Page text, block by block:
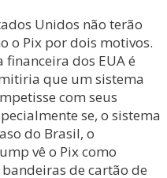
Unidos não terão
o Pix por dois motivos.
dos EUA é
que um sistema
com seus
se, o sistema
do Brasil, o
vê o Pix como
de cartão de